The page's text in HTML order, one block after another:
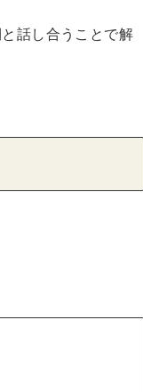
話し合うことで解